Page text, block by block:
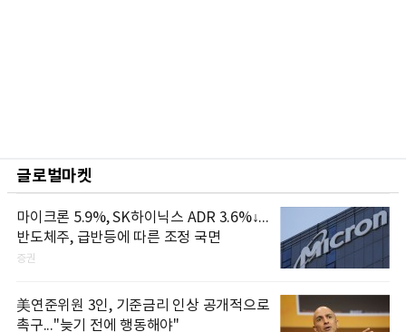
글로벌마켓
마이크론 5.9%, SK하이닉스 ADR 3.6%↓...
반도체주, 급반등에 따른 조정 국면
증권
美연준위원 3인, 기준금리 인상 공개적으로
촉구..."늦기 전에 행동해야"